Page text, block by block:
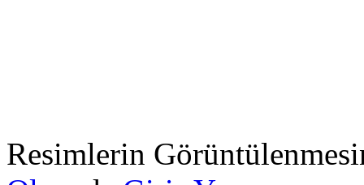
Resimlerin